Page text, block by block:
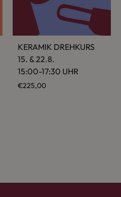
KERAMIK DREH­KURS
15. & 22.8.
15:00-17:30 UHR
€225,00